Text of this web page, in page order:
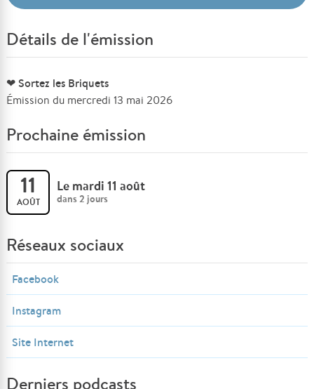
Détails de l'émission
❤ Sortez les Briquets
Émission du mercredi 13 mai 2026
Prochaine émission
11
AOÛT
Le mardi 11 août
dans 2 jours
Réseaux sociaux
Facebook
Instagram
Site Internet
Derniers podcasts